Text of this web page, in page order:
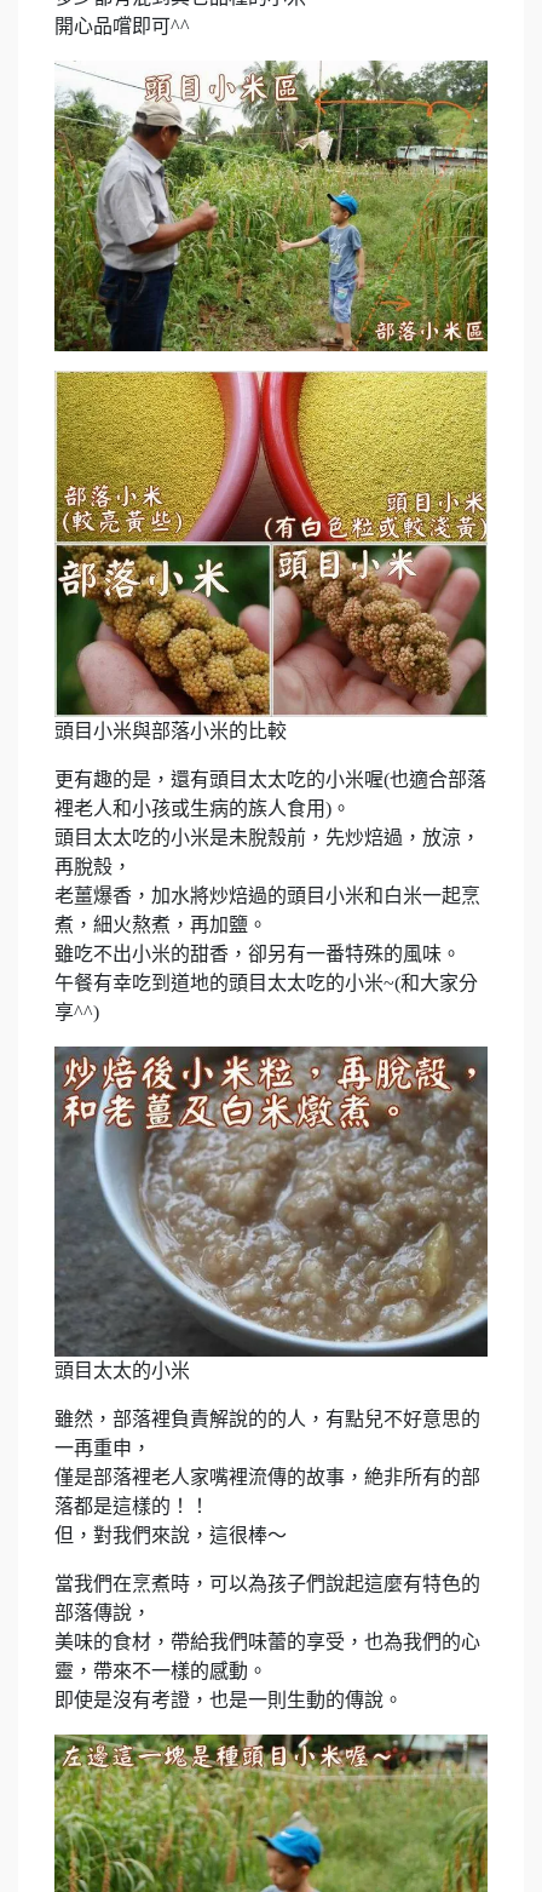
開心品嚐即可^^
頭目小米與部落小米的比較
更有趣的是，還有頭目太太吃的小米喔(也適合部落
裡老人和小孩或生病的族人食用)。
頭目太太吃的小米是未脫殼前，先炒焙過，放涼，
再脫殼，
老薑爆香，加水將炒焙過的頭目小米和白米一起烹
煮，細火熬煮，再加鹽。
雖吃不出小米的甜香，卻另有一番特殊的風味。
午餐有幸吃到道地的頭目太太吃的小米~(和大家分
享^^)
頭目太太的小米
雖然，部落裡負責解說的的人，有點兒不好意思的
一再重申，
僅是部落裡老人家嘴裡流傳的故事，絶非所有的部
落都是這樣的！！
但，對我們來說，這很棒～
當我們在烹煮時，可以為孩子們說起這麼有特色的
部落傳說，
美味的食材，帶給我們味蕾的享受，也為我們的心
靈，帶來不一樣的感動。
即使是沒有考證，也是一則生動的傳說。